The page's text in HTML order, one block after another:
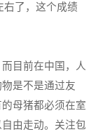
右了，这个成绩
目前在中国，人
是不是通过友
母猪都必须在室
由走动。关注包